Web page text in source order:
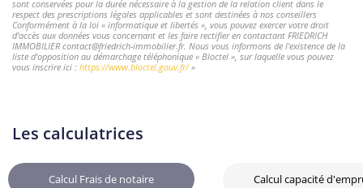
sont conservées pour la durée nécessaire à la gestion de la relation client dans le
respect des prescriptions légales applicables et sont destinées à nos conseillers
Conformément à la loi « informatique et libertés », vous pouvez exercer votre droit
d'accès aux données vous concernant et les faire rectifier en contactant FRIEDRICH
IMMOBILIER contact@friedrich-immobilier.fr. Nous vous informons de l'existence de la
liste d'opposition au démarchage téléphonique « Bloctel », sur laquelle vous pouvez
vous inscrire ici : https://www.bloctel.gouv.fr/»
Les calculatrices
Calcul Frais de notaire Calcul capacité